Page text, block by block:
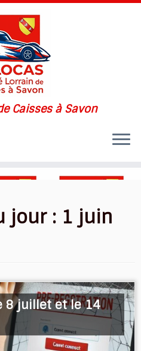
Caisses à Savon
jour : 1 juin
8 juillet et le 14